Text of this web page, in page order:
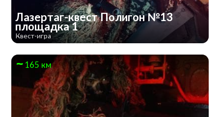
Лазертаг-квест Полигон №13
площадка 1
Квест-игра
165 км